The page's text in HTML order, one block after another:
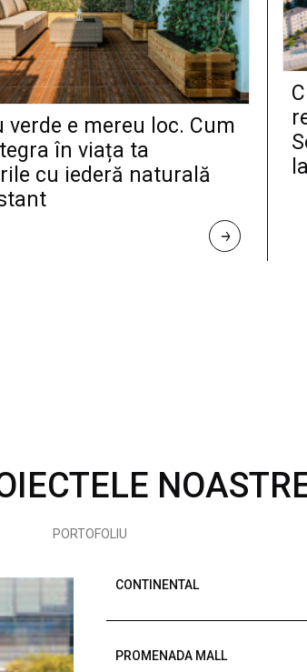
verde e mereu loc. Cum
în viața ta
cu iederă naturală
R
E
PORTOFOLIU
CONTINENTAL
PROMENADA MALL